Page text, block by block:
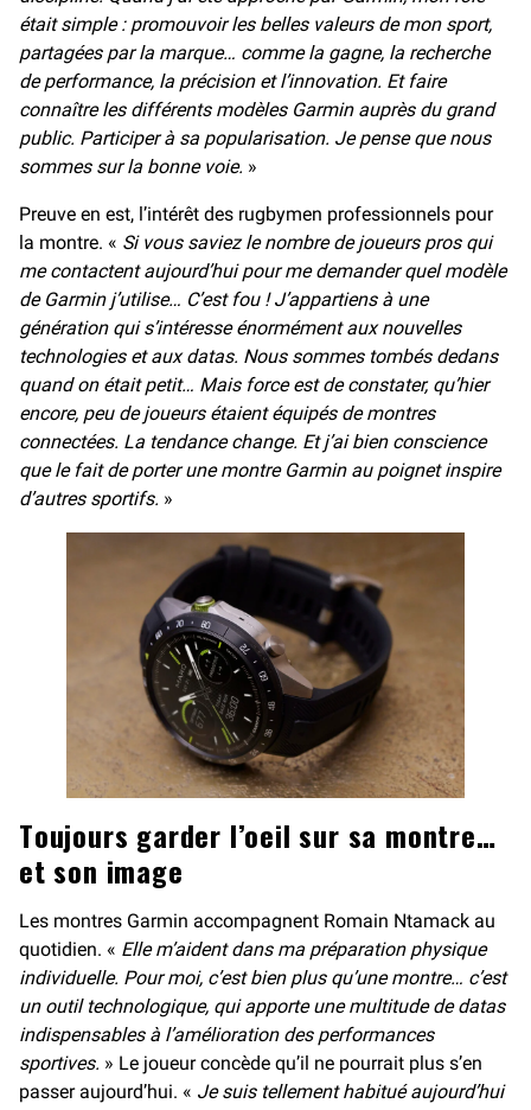
était simple : promouvoir les belles valeurs de mon sport,
partagées par la marque… comme la gagne, la recherche
de performance, la précision et l’innovation. Et faire
connaître les différents modèles Garmin auprès du grand
public. Participer à sa popularisation. Je pense que nous
sommes sur la bonne voie. »
Preuve en est, l’intérêt des rugbymen professionnels pour
la montre. « Si vous saviez le nombre de joueurs pros qui
me contactent aujourd’hui pour me demander quel modèle
de Garmin j’utilise… C’est fou ! J’appartiens à une
génération qui s’intéresse énormément aux nouvelles
technologies et aux datas. Nous sommes tombés dedans
quand on était petit… Mais force est de constater, qu’hier
encore, peu de joueurs étaient équipés de montres
connectées. La tendance change. Et j’ai bien conscience
que le fait de porter une montre Garmin au poignet inspire
d’autres sportifs. »
Toujours garder l’oeil sur sa montre…
et son image
Les montres Garmin accompagnent Romain Ntamack au
quotidien. « Elle m’aident dans ma préparation physique
individuelle. Pour moi, c’est bien plus qu’une montre… c’est
un outil technologique, qui apporte une multitude de datas
indispensables à l’amélioration des performances
sportives. » Le joueur concède qu’il ne pourrait plus s’en
passer aujourd’hui. « Je suis tellement habitué aujourd’hui